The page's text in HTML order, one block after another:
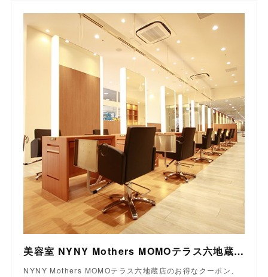
美容室 NYNY Mothers MOMOテラス六地蔵店｜ヘアサロン・美容院｜ニューヨークニューヨーク
NYNY Mothers MOMOテラス六地蔵店のお得なクーポン、